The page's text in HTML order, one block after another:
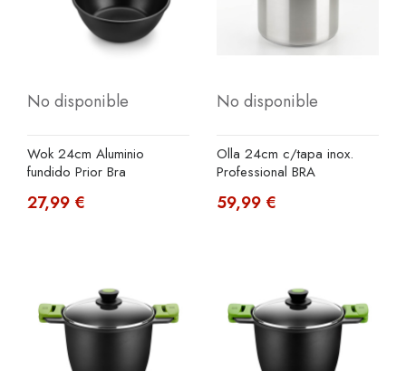
No disponible
Wok 24cm Aluminio
fundido Prior Bra
27,99 €
No disponible
Olla 24cm c/tapa inox.
Professional BRA
59,99 €